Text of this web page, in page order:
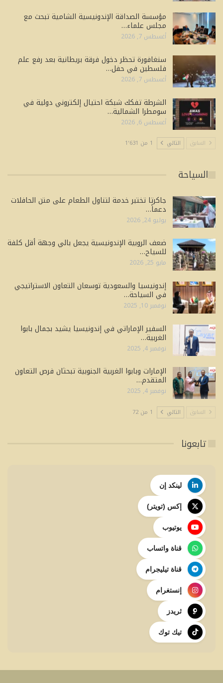
مؤسسة الصداقة الإندونيسية الشامية تبحث مع
مجلس علماء…
أغسطس 7, 2026
سنغافورة تحظر دخول فرقة بريطانية بعد رفع علم
فلسطين في حفل…
أغسطس 7, 2026
الشرطة تفكك شبكة احتيال إلكتروني دولية في
سومطرا الشمالية…
أغسطس 6, 2026
السابق التالي 1 من 1٬631
السياحة
جاكرتا تختبر خدمة لتناول الطعام على متن الحافلات
دعماً…
يوليو 24, 2026
ضعف الروبية الإندونيسية يجعل بالي وجهة أقل كلفة
للسياح…
مايو 25, 2026
إندونيسيا والسعودية توسعان التعاون الاستراتيجي
في السياحة…
نوفمبر 10, 2025
السفير الإماراتي في إندونيسيا يشيد بجمال بابوا
الغربية…
نوفمبر 4, 2025
الإمارات وبابوا الغربية الجنوبية تبحثان فرص التعاون
المتقدم…
نوفمبر 4, 2025
السابق التالي 1 من 72
تابعونا
لينكد إن
إكس (تويتر)
يوتيوب
قناة واتساب
قناة تيليجرام
إنستغرام
ثريدز
تيك توك